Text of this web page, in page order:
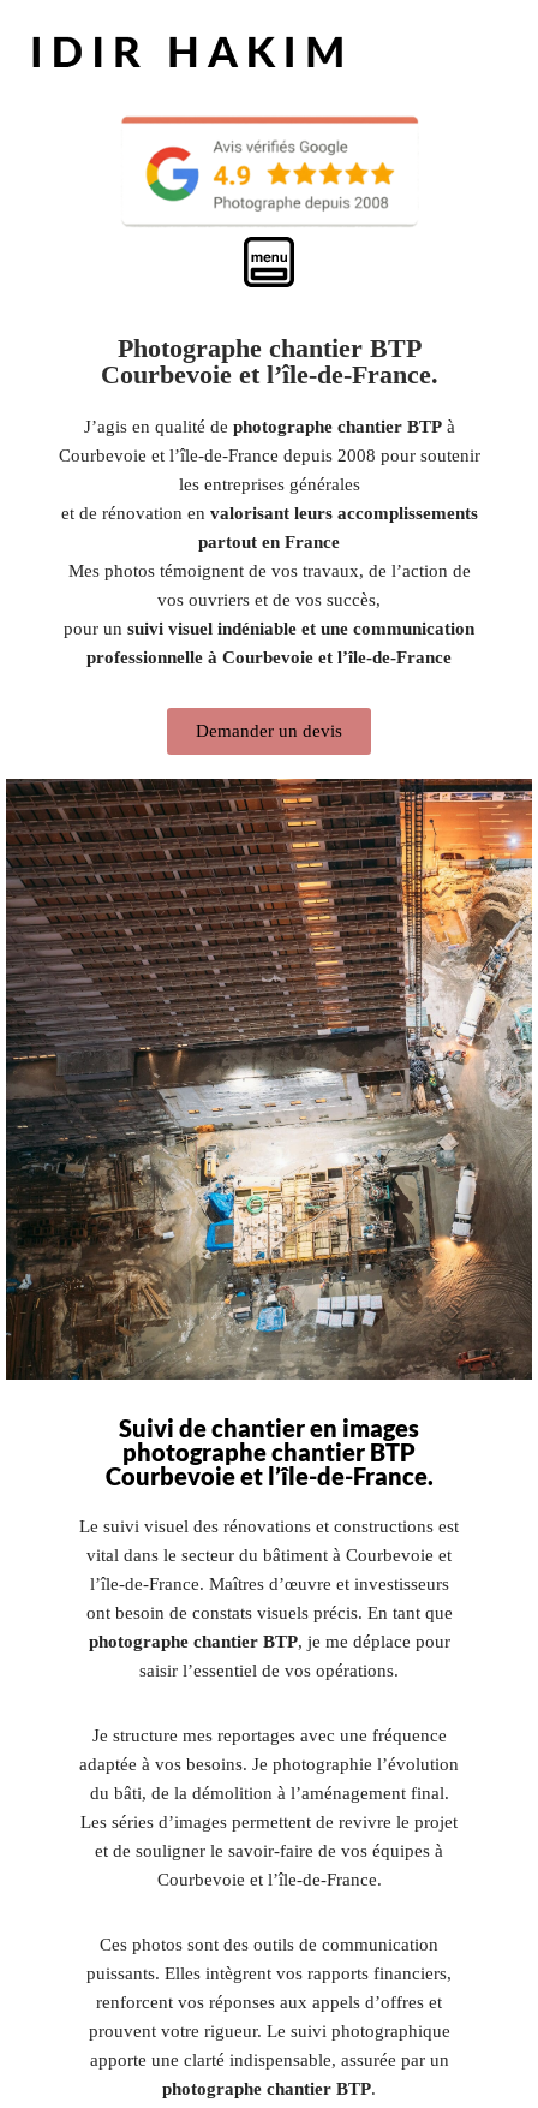
Photographe chantier BTP
Courbevoie et l’île-de-France.
J’agis en qualité de photographe chantier BTPà
Courbevoie et l’île-de-France depuis 2008 pour soutenir
les entreprises générales
et de rénovation en valorisant leurs accomplissements
partout en France
Mes photos témoignent de vos travaux, de l’action de
vos ouvriers et de vos succès,
pour un suivi visuel indéniable et une communication
professionnelle à Courbevoie et l’île-de-France
Demander un devis
Suivi de chantier en images
photographe chantier BTP
Courbevoie et l’île-de-France.
Le suivi visuel des rénovations et constructions est
vital dans le secteur du bâtiment à Courbevoie et
l’île-de-France. Maîtres d’œuvre et investisseurs
ont besoin de constats visuels précis. En tant que
photographe chantier BTP, je me déplace pour
saisir l’essentiel de vos opérations.
Je structure mes reportages avec une fréquence
adaptée à vos besoins. Je photographie l’évolution
du bâti, de la démolition à l’aménagement final.
Les séries d’images permettent de revivre le projet
et de souligner le savoir-faire de vos équipes à
Courbevoie et l’île-de-France.
Ces photos sont des outils de communication
puissants. Elles intègrent vos rapports financiers,
renforcent vos réponses aux appels d’offres et
prouvent votre rigueur. Le suivi photographique
apporte une clarté indispensable, assurée par un
photographe chantier BTP.